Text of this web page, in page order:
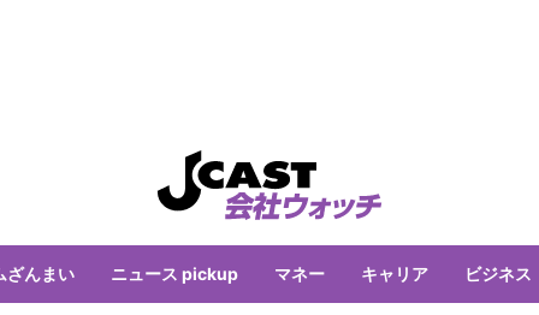
ざんまい ニュース pickup マネー キャリア ビジネス